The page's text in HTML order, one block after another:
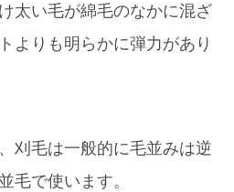
太い毛が綿毛のなかに混ざ
よりも明らかに弾力があり
刈毛は一般的に毛並みは逆
毛で使います。